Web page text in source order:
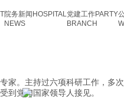
院务新闻 HOSPITAL
NEWS
党建工作PARTY
BRANCH
。主持过六项科研工作，多
到党和国家领导人接见。